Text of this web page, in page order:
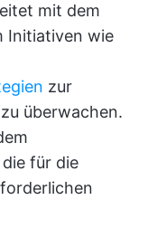
mit dem
Initiativen wie
zur
überwachen.
für die